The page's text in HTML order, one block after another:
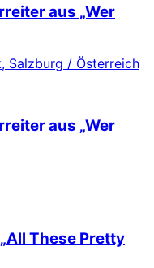
aus „Wer
Salzburg / Österreich
aus „Wer
These Pretty